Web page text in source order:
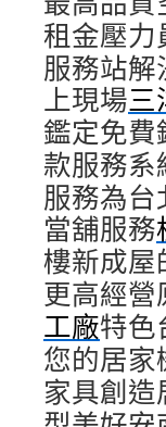
租金壓
服務站
上現場三
鑑定免費
款服務
服務為
當舖服務
樓新成屋
更高經
工廠特色
您的居家
家具創